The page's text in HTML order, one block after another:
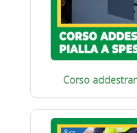
Corso